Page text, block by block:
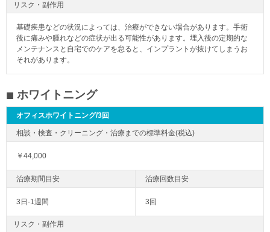
リスク・副作用
基礎疾患などの状況によっては、治療ができない場合があります。手術
後に痛みや腫れなどの症状が出る可能性があります。埋入後の定期的な
メンテナンスと自宅でのケアを怠ると、インプラントが抜けてしまうお
それがあります。
ホワイトニング
オフィスホワイトニング/3回
￥44,000
3日-1週間 3回
リスク・副作用